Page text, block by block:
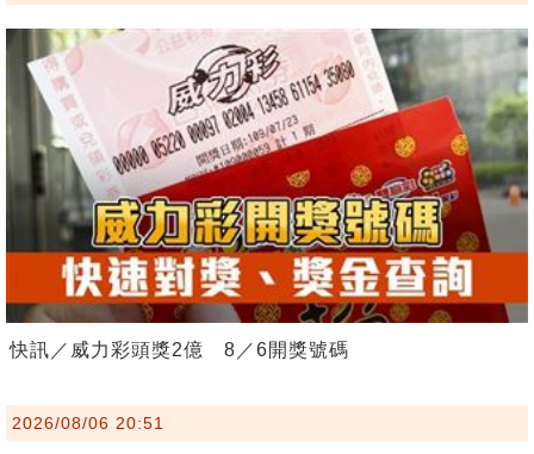
快訊／威力彩頭獎2億 8／6開獎號碼
2026/08/06 20:51